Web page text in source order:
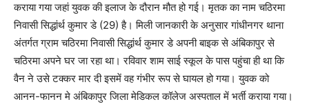
कराया गया जहां युवक की इलाज के दौरान मौत हो गई। मृतक का नाम चठिरमा
निवासी सिद्धांर्थ कुमार डे (29) है। मिली जानकारी के अनुसार गांधीनगर थाना
अंतर्गत ग्राम चठिरमा निवासी सिद्धांर्थ कुमार डे अपनी बाइक से अंबिकापुर से
चठिरमा अपने घर जा रहा था। रविवार शाम साई स्कूल के पास पहुंचा ही था कि
वैन ने उसे टक्कर मार दी इसमें वह गंभीर रूप से घायल हो गया। युवक को
आनन-फानन मे अंबिकापुर जिला मेडिकल कॉलेज अस्पताल में भर्ती कराया गया।